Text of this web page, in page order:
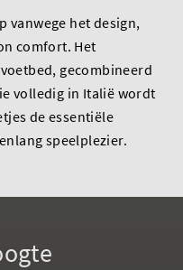
vanwege het design,
comfort. Het
gecombineerd
volledig in Italië wordt
de essentiële
speelplezier.